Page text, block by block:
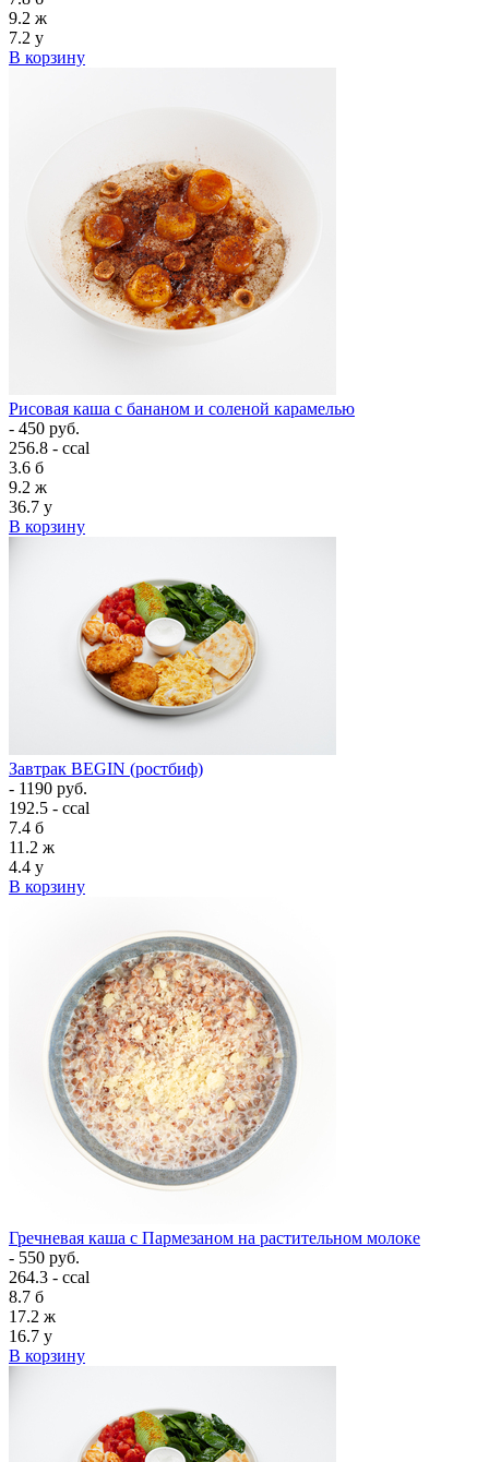
9.2 ж
7.2 у
В корзину
Рисовая каша с бананом и соленой карамелью
- 450 руб.
256.8 - ccal
3.6 б
9.2 ж
36.7 у
В корзину
Завтрак BEGIN (ростбиф)
- 1190 руб.
192.5 - ccal
7.4 б
11.2 ж
4.4 у
В корзину
Гречневая каша с Пармезаном на растительном молоке
- 550 руб.
264.3 - ccal
8.7 б
17.2 ж
16.7 у
В корзину